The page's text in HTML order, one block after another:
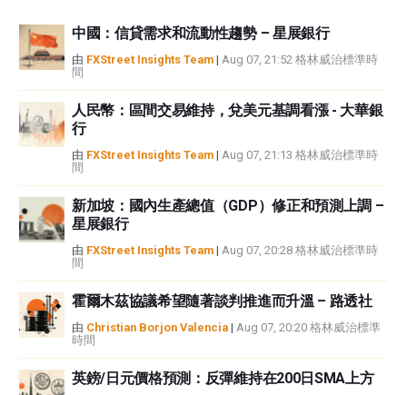
如果文章正文中沒有明確提到，在撰寫本文時，作者在本文中提到的任何股票
中都沒有頭寸，也沒有與文中提到的任何公司有業務關係。除了FXStreet，作
者沒有收到撰寫這篇文章的報酬。
FXStreet和作者不提供個性化的建議。作者對該資訊的準確性、完整性或適用
性不作任何陳述。FXStreet和作者將不承擔任何錯誤，遺漏或任何損失，傷害
或損害由此資訊及其顯示或使用引起的。錯誤和遺漏除外。本文作者和
FXStreet並非註冊投資顧問，本文內容無意提供任何投資建議。
中國：信貸需求和流動性趨勢 – 星展銀行
由 FXStreet Insights Team | Aug 07, 21:52 格林威治標準時
間
人民幣：區間交易維持，兌美元基調看漲 - 大華銀
行
由 FXStreet Insights Team | Aug 07, 21:13 格林威治標準時
間
新加坡：國內生產總值（GDP）修正和預測上調 –
星展銀行
由 FXStreet Insights Team | Aug 07, 20:28 格林威治標準時
間
霍爾木茲協議希望隨著談判推進而升溫 – 路透社
由 Christian Borjon Valencia | Aug 07, 20:20 格林威治標準
時間
英鎊/日元價格預測：反彈維持在200日SMA上方